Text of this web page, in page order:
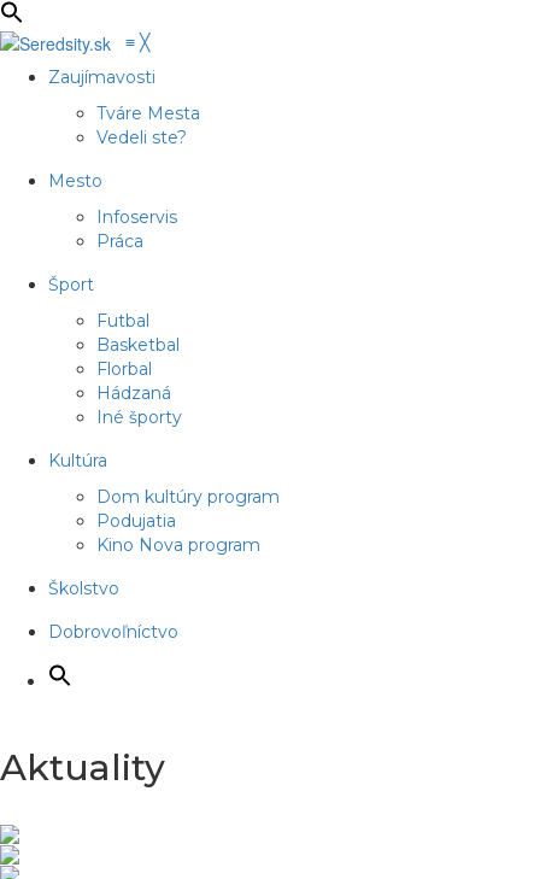
≡ ╳
Zaujímavosti
Tváre Mesta
Vedeli ste?
Mesto
Infoservis
Práca
Šport
Futbal
Basketbal
Florbal
Hádzaná
Iné športy
Kultúra
Dom kultúry program
Podujatia
Kino Nova program
Školstvo
Dobrovoľníctvo
Aktuality